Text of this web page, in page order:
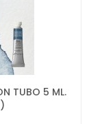
TUBO 5 ML.